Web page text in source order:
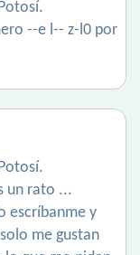
--e l-- z-l0 por
un rato ...
escríbanme y
me gustan